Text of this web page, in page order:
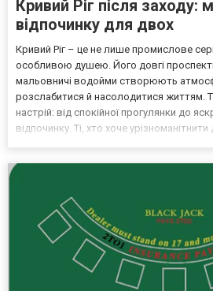
Кривий Ріг після заходу:
відпочинку для двох
Кривий Ріг – це не лише промислове
особливою душею. Його довгі
мальовничі водойми створюють
розслабитися й насолодитися життям.
настрій: від спокійної прогулянки до
відпочинку. Ті, хто хоче